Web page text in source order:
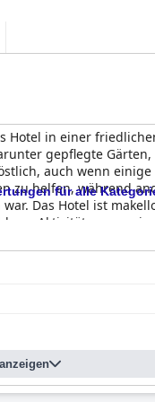
Hotel in einer
gepflegte
auch wenn
zu helfen, während
Das Hotel ist
Aktivitäten
war insgesamt
der Speisen und
für alle